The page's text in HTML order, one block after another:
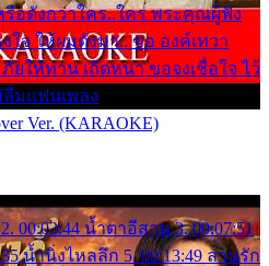
รือดังกว่าใคร..ใคร พระคุณผู้ฟัง
ใจ ให้ผมดังมา.. ขอ องค์เทวา
ให้ท่าน เถิดหนา ขอจงเชื่อใจ ไว้
ลืมแฟนเพลง
Ver. (KARAOKE)
00:03:44 น้ำตาอีสาน 3. 00:07:51
น้ำนิ่งไหลลึก 5. 00:13:49 ลานรัก